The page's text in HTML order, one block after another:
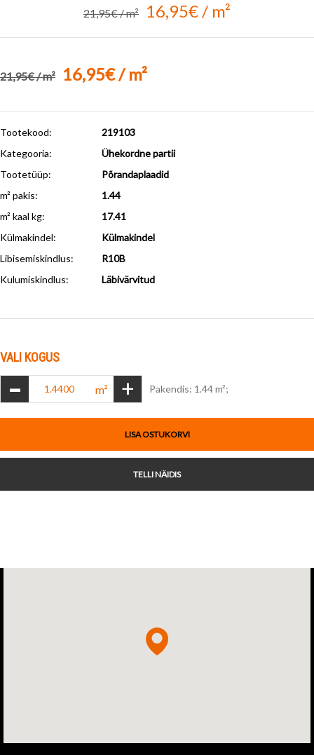
21,95€ / m² 16,95€ / m²
21,95€ / m² 16,95€ / m²
Tootekood:
219103
Kategooria:
Ühekordne partii
Tootetüüp:
Põrandaplaadid
m² pakis:
1.44
m² kaal kg:
17.41
Külmakindel:
Külmakindel
Libisemiskindlus:
R10B
Kulumiskindlus: Läbivärvitud
VALI KOGUS
- m² + Pakendis: 1.44 m²;
LISA OSTUKORVI
TELLI NÄIDIS